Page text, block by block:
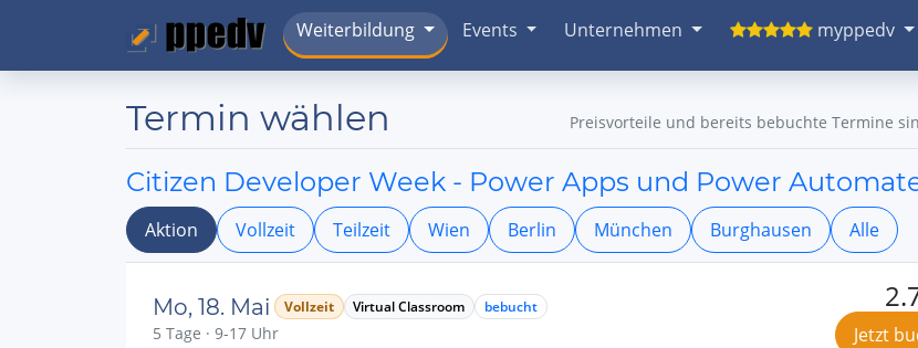
Weiterbildung Events Unternehmen myppedv
Termin wählen Preisvorteile und bereits bebuchte Termine
Citizen Developer Week - Power Apps und Power
Aktion Vollzeit Teilzeit Wien Berlin München Burghausen Alle
Mo, 18. Mai Vollzeit Virtual Classroom bebucht
5 Tage · 9-17 Uhr Jetzt